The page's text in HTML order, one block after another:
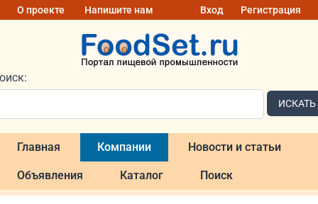
О проекте Напишите нам Вход Регистрация
ИСКАТЬ
Главная Компании Новости и статьи
Объявления Каталог Поиск